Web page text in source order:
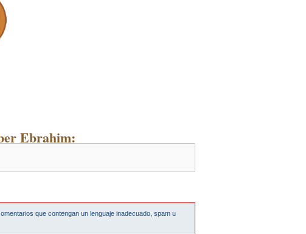
Ebrahim:
que contengan un lenguaje inadecuado, spam u